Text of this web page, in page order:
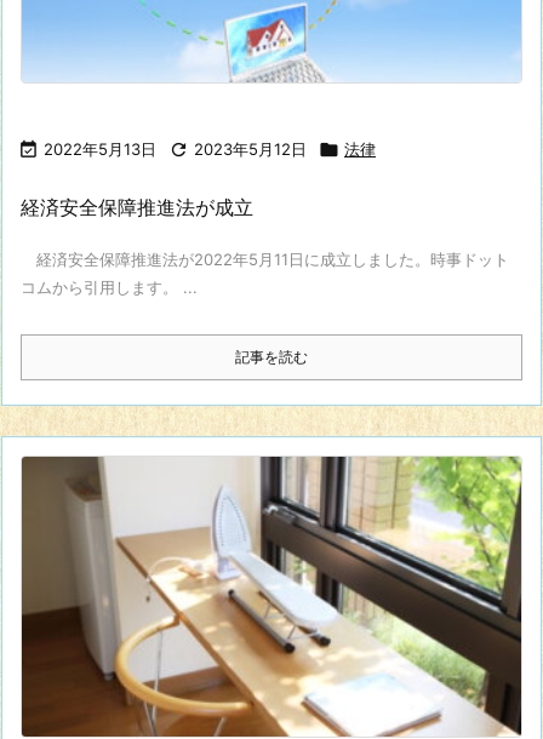
 2022年5月13日  2023年5月12日  法律
経済安全保障推進法が成立
経済安全保障推進法が2022年5月11日に成立しました。時事ドット
コムから引用します。 ...
記事を読む